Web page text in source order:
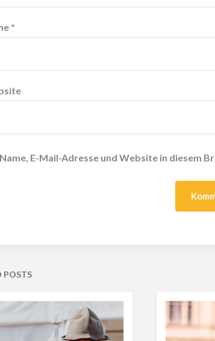
*
Name, E-Mail-Adresse und Website in diesem
POSTS